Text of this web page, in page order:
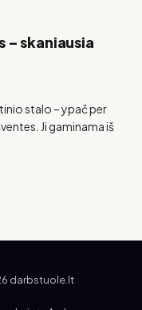
– skaniausia
stalo – ypač per
Ji gaminama iš
darbstuole.lt